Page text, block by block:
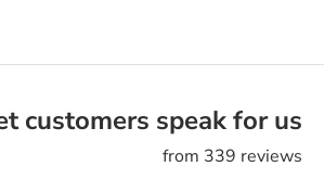
customers speak for us
from 339 reviews